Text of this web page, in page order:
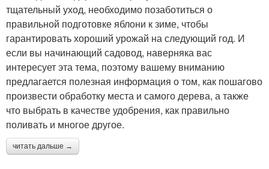
тщательный уход, необходимо позаботиться о
правильной подготовке яблони к зиме, чтобы
гарантировать хороший урожай на следующий год. И
если вы начинающий садовод, наверняка вас
интересует эта тема, поэтому вашему вниманию
предлагается полезная информация о том, как пошагово
произвести обработку места и самого дерева, а также
что выбрать в качестве удобрения, как правильно
поливать и многое другое.
читать дальше →